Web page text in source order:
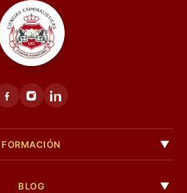
FORMACIÓN
BLOG